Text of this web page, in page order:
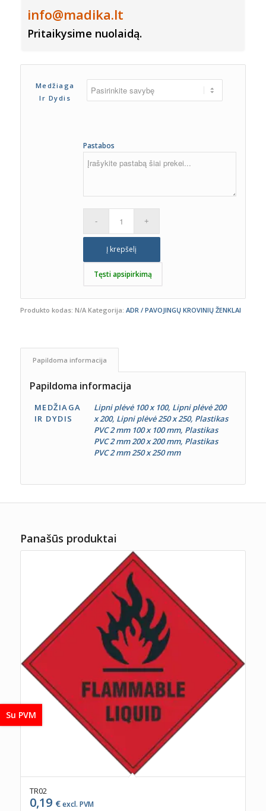
info@madika.lt
Pritaikysime nuolaidą.
Medžiaga
Ir Dydis
Pastabos
Į krepšelį
Tęsti apsipirkimą
Produkto kodas: N/A Kategorija: ADR / PAVOJINGŲ KROVINIŲ ŽENKLAI
Papildoma informacija
Papildoma informacija
MEDŽIAGA
IR DYDIS
Lipni plėvė 100 x 100, Lipni plėvė 200
x 200, Lipni plėvė 250 x 250, Plastikas
PVC 2 mm 100 x 100 mm, Plastikas
PVC 2 mm 200 x 200 mm, Plastikas
PVC 2 mm 250 x 250 mm
Panašūs produktai
TR02
0,19 €excl. PVM
Su PVM